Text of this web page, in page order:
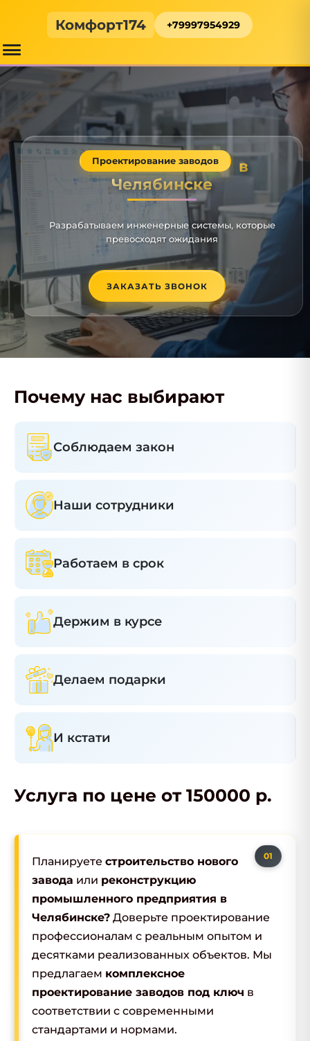
Комфорт174 +79997954929
Проектирование заводов
в
Челябинске
Разрабатываем инженерные системы, которые
превосходят ожидания
ЗАКАЗАТЬ ЗВОНОК
Почему нас выбирают
Соблюдаем закон
Наши сотрудники
Работаем в срок
Держим в курсе
Делаем подарки
И кстати
Услуга по цене от 150000 р.
Планируете строительство нового
завода или реконструкцию
промышленного предприятия в
Челябинске? Доверьте проектирование
профессионалам с реальным опытом и
десятками реализованных объектов. Мы
предлагаем комплексное
проектирование заводов под ключ в
соответствии с современными
стандартами и нормами.